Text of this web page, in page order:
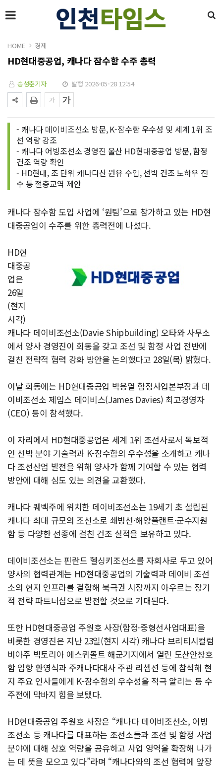
HOME 경제
HD현대중공업, 캐나다 잠수함 수주 총력
송성춘기자 발행 2026-05-28 12:54
- 캐나다 데이비조선소 방문, K-잠수함 우수성 및 세계 1위 조
선 역량 강조
- 캐나다 어빙조선소 경영진 울산 HD현대중공업 방문, 함정
건조 역량 확인
- HD현대, 조 단위 캐나다산 원유 수입, 선박 건조 노하우 전
수 등 절충교역 제안
캐나다 잠수함 도입 사업에 ‘원팀’으로 참가하고 있는 HD현
대중공업이 수주를 위한 총력전에 나섰다.
HD현
대중공
업은
26일
(현지
시각)
캐나다 데이비조선소(Davie Shipbuilding) 오타와 사무소
에서 양사 경영진이 회동을 갖고 조선 및 함정 사업 전반에
걸친 전략적 협력 강화 방안을 논의했다고 28일(목) 밝혔다.
이날 회동에는 HD현대중공업 박용열 함정사업본부장과 데
이비조선소 제임스 데이비스(James Davies) 최고경영자
(CEO) 등이 참석했다.
이 자리에서 HD현대중공업은 세계 1위 조선사로서 독보적
인 선박 분야 기술력과 K-잠수함의 우수성을 소개하고 캐나
다 조선산업 발전을 위해 양사가 함께 기여할 수 있는 협력
방안에 대해 심도 있는 의견을 교환했다.
캐나다 퀘벡주에 위치한 데이비조선소는 19세기 초 설립된
캐나다 최대 규모의 조선소로 쇄빙선·해양플랜트·군수지원
함 등 다양한 선종에 걸친 건조 실적을 보유하고 있다.
데이비조선소는 핀란드 헬싱키조선소를 자회사로 두고 있어
양사의 협력관계는 HD현대중공업의 기술력과 데이비 조선
소의 현지 인프라를 결합해 북극권 시장까지 아우르는 장기
적 전략 파트너십으로 발전할 것으로 기대된다.
또한 HD현대중공업 주원호 사장(함정·중형선사업대표)을
비롯한 경영진은 지난 23일(현지 시각) 캐나다 브리티시컬럼
비아주 빅토리아 에스퀴몰트 해군기지에서 열린 도산안창호
함 입항 환영식과 주캐나다대사 주관 리셉션 등에 참석해 현
지 주요 인사들에게 K-잠수함의 우수성을 적극 알리는 등 수
주전에 막바지 힘을 보탰다.
HD현대중공업 주원호 사장은 “캐나다 데이비조선소, 어빙
조선소 등 캐나다를 대표하는 조선소들과 조선 및 함정 사업
분야에 대해 상호 역량을 공유하고 사업 영역을 확장해 나가
는 데 뜻을 모으고 있다”라며 “캐나다와의 조선 협력에 앞장